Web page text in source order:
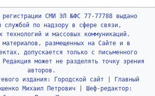
регистрации СМИ ЭЛ №ФС 77-77788 выдано
службой по надзору в сфере связи,
технологий и массовых коммуникаций.
материалов, размещенных на Сайте и в
допускается только с письменного
может не разделять точку зрения
авторов.
издания: Городской сайт | Главный
Михаил Петрович | Шеф-редактор: